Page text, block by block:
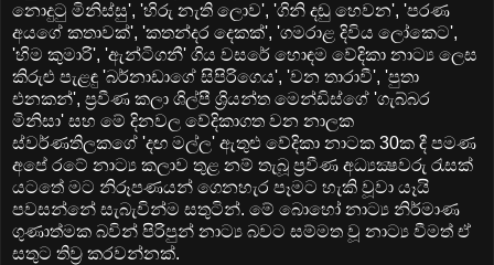
නොදුටු මිනිස්‌සු', 'හිරු නැති ලොව', 'ගිනි දඬු හෙවන', 'පරණ
අයගේ කතාවක්‌', 'කතන්දර දෙකක්‌', 'ගමරාළ දිවිය ලෝකෙට',
'හිම කුමාරි', 'ඇන්ටිගනී' ගිය වසරේ හොඳම වේදිකා නාට්‍ය ලෙස
කිරුළු පැළඳු 'බර්නාඩාගේ සිපිරිගෙය', 'වන තාරාවී', 'පුතා
එනකන්', ප්‍රවීණ කලා ශිල්පී ශ්‍රියන්ත මෙන්ඩිස්‌ගේ 'ගැබ්බර
මිනිසා' සහ මේ දිනවල වේදිකාගත වන නාලක
ස්‌වර්ණතිලකගේ 'දඟ මල්ල' ඇතුළු වේදිකා නාටක 30ක දී පමණ
අපේ රටේ නාට්‍ය කලාව තුළ නම් තැබූ ප්‍රවීණ අධ්‍යක්‍ෂවරු රැසක්‌
යටතේ මට නිරූපණයන් ගෙනහැර පෑමට හැකි වූවා යෑයි
පවසන්නේ සැබැවින්ම සතුටින්. මේ බොහෝ නාට්‍ය නිර්මාණ
ගුණාත්මක බවින් පිරිපුන් නාට්‍ය බවට සම්මත වූ නාට්‍ය වීමත් ඒ
සතුට තිව්‍ර කරවන්නක්‌.